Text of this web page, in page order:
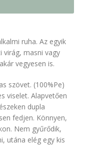
ruha. Az egyik
virág, masni vagy
vegyesen is.
szövet. (100%Pe)
viselet. Alapvetően
dupla
fedjen. Könnyen,
Nem gyűrődik,
utána elég egy kis